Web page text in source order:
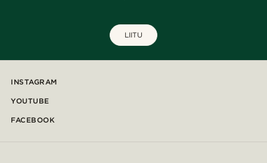
LIITU
INSTAGRAM
YOUTUBE
FACEBOOK